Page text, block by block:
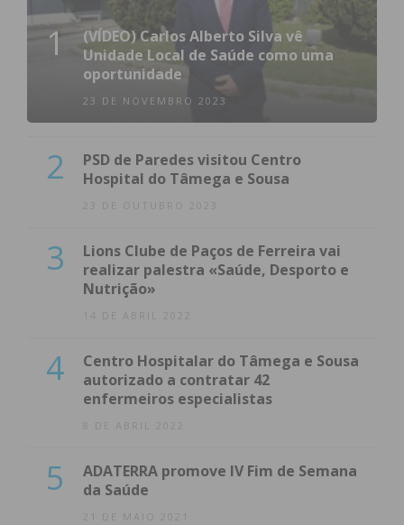
1
(VÍDEO) Carlos Alberto Silva vê
Unidade Local de Saúde como uma
oportunidade
23 DE NOVEMBRO 2023
2
PSD de Paredes visitou Centro
Hospital do Tâmega e Sousa
23 DE OUTUBRO 2023
3
Lions Clube de Paços de Ferreira vai
realizar palestra «Saúde, Desporto e
Nutrição»
14 DE ABRIL 2022
4
Centro Hospitalar do Tâmega e Sousa
autorizado a contratar 42
enfermeiros especialistas
8 DE ABRIL 2022
5
ADATERRA promove IV Fim de Semana
da Saúde
21 DE MAIO 2021